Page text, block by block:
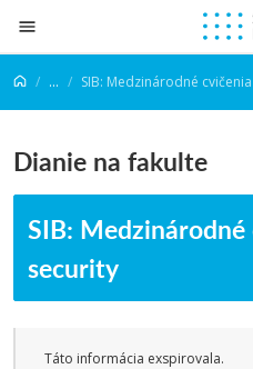
Prejsť na obsah
... SIB: Medzinárodné
Dianie na fakulte
SIB:
security
Táto informácia exspirovala.